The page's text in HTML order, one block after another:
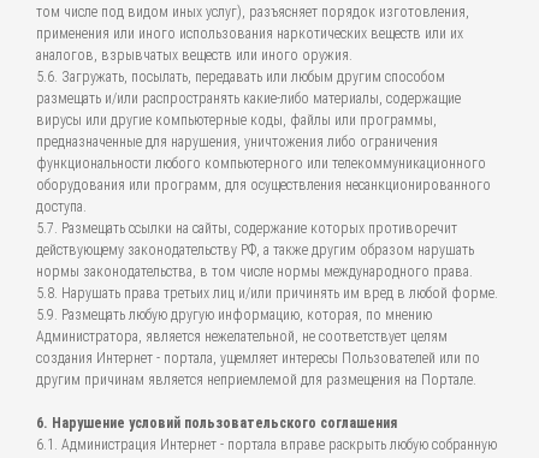
том числе под видом иных услуг), разъясняет порядок изготовления,
применения или иного использования наркотических веществ или их
аналогов, взрывчатых веществ или иного оружия.
5.6. Загружать, посылать, передавать или любым другим способом
размещать и/или распространять какие-либо материалы, содержащие
вирусы или другие компьютерные коды, файлы или программы,
предназначенные для нарушения, уничтожения либо ограничения
функциональности любого компьютерного или телекоммуникационного
оборудования или программ, для осуществления несанкционированного
доступа.
5.7. Размещать ссылки на сайты, содержание которых противоречит
действующему законодательству РФ, а также другим образом нарушать
нормы законодательства, в том числе нормы международного права.
5.8. Нарушать права третьих лиц и/или причинять им вред в любой форме.
5.9. Размещать любую другую информацию, которая, по мнению
Администратора, является нежелательной, не соответствует целям
создания Интернет - портала, ущемляет интересы Пользователей или по
другим причинам является неприемлемой для размещения на Портале.
6. Нарушение условий пользовательского соглашения
6.1. Администрация Интернет - портала вправе раскрыть любую собранную